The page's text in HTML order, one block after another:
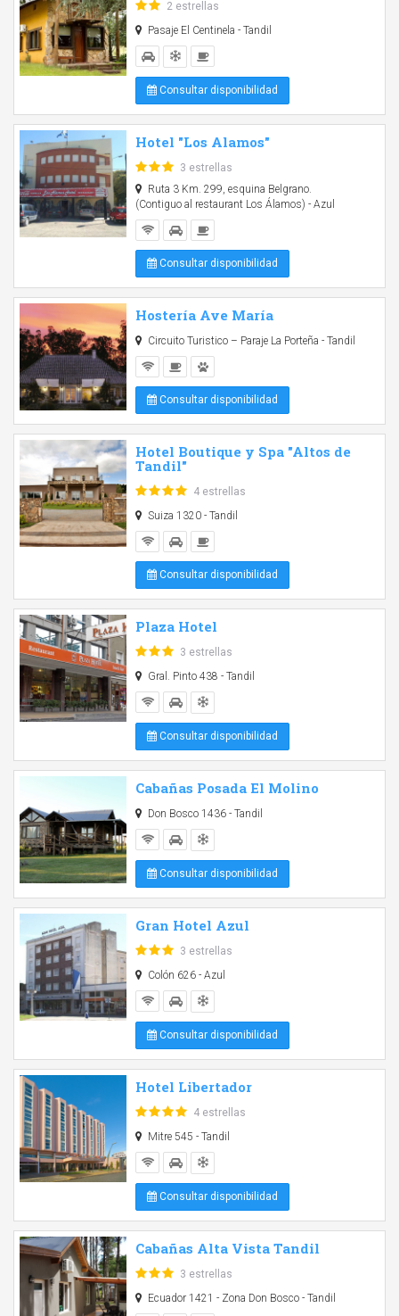
2 estrellas
Pasaje El Centinela - Tandil
Consultar disponibilidad
Hotel "Los Alamos"
3 estrellas
Ruta 3 Km. 299, esquina Belgrano.
(Contiguo al restaurant Los Álamos) - Azul
Consultar disponibilidad
Hostería Ave María
Circuito Turistico – Paraje La Porteña - Tandil
Consultar disponibilidad
Hotel Boutique y Spa "Altos de
Tandil"
4 estrellas
Suiza 1320 - Tandil
Consultar disponibilidad
Plaza Hotel
3 estrellas
Gral. Pinto 438 - Tandil
Consultar disponibilidad
Cabañas Posada El Molino
Don Bosco 1436 - Tandil
Consultar disponibilidad
Gran Hotel Azul
3 estrellas
Colón 626 - Azul
Consultar disponibilidad
Hotel Libertador
4 estrellas
Mitre 545 - Tandil
Consultar disponibilidad
Cabañas Alta Vista Tandil
3 estrellas
Ecuador 1421 - Zona Don Bosco - Tandil